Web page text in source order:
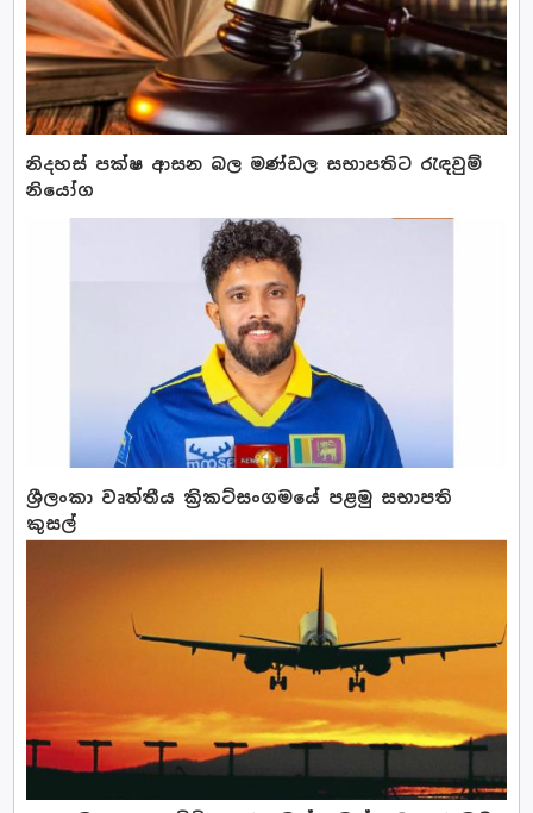
නිදහස් පක්ෂ ආසන බල මණ්ඩල සභාපතිට රැඳවුම්
නියෝග
ශ්‍රීලංකා වෘත්තීය ක්‍රිකට්සංගමයේ පළමු සභාපති
කුසල්